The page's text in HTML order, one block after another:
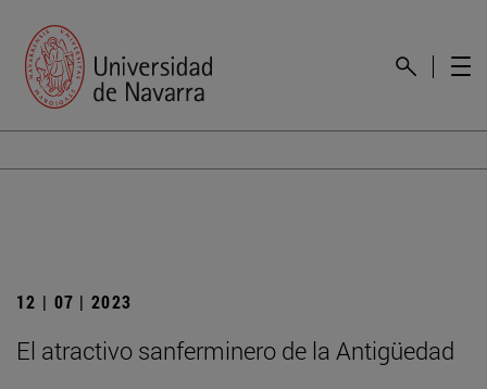
12 | 07 | 2023
El atractivo sanferminero de la Antigüedad